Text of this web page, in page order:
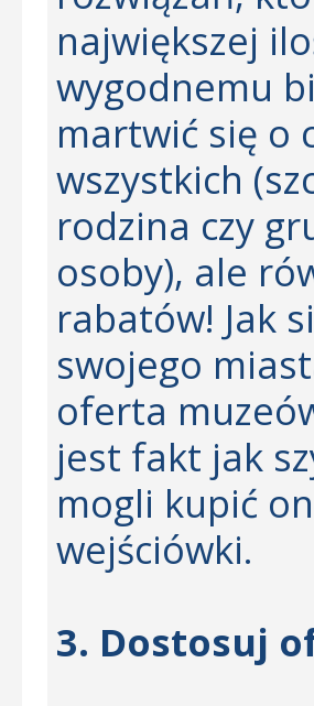
największej
wygodnemu
martwić się o
wszystkich
rodzina czy
osoby), ale
rabatów! Jak
swojego
oferta
jest fakt jak
mogli kupić
wejściówki.
3. Dostosuj